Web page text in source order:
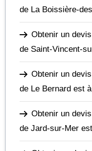
de La Boissière-
Obtenir un
de Saint-Vincent-
Obtenir un
de Le Bernard est
Obtenir un
de Jard-sur-Mer